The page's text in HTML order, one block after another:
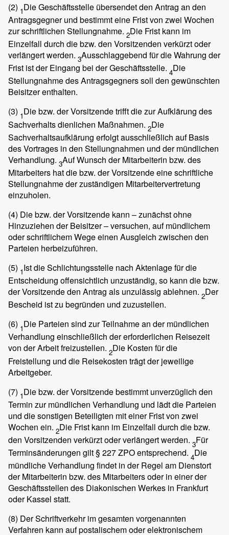
(2) 1Die Geschäftsstelle übersendet den Antrag an den
Antragsgegner und bestimmt eine Frist von zwei Wochen
zur schriftlichen Stellungnahme. 2Die Frist kann im
Einzelfall durch die bzw. den Vorsitzenden verkürzt oder
verlängert werden. 3Ausschlaggebend für die Wahrung der
Frist ist der Eingang bei der Geschäftsstelle. 4Die
Stellungnahme des Antragsgegners soll den gewünschten
Beisitzer enthalten.
(3) 1Die bzw. der Vorsitzende trifft die zur Aufklärung des
Sachverhalts dienlichen Maßnahmen. 2Die
Sachverhaltsaufklärung erfolgt ausschließlich auf Basis
des Vortrages in den Stellungnahmen und der mündlichen
Verhandlung. 3Auf Wunsch der Mitarbeiterin bzw. des
Mitarbeiters hat die bzw. der Vorsitzende eine schriftliche
Stellungnahme der zuständigen Mitarbeitervertretung
einzuholen.
(4) Die bzw. der Vorsitzende kann – zunächst ohne
Hinzuziehen der Beisitzer – versuchen, auf mündlichem
oder schriftlichem Wege einen Ausgleich zwischen den
Parteien herbeizuführen.
(5) 1Ist die Schlichtungsstelle nach Aktenlage für die
Entscheidung offensichtlich unzuständig, so kann die bzw.
der Vorsitzende den Antrag als unzulässig ablehnen. 2Der
Bescheid ist zu begründen und zuzustellen.
(6) 1Die Parteien sind zur Teilnahme an der mündlichen
Verhandlung einschließlich der erforderlichen Reisezeit
von der Arbeit freizustellen. 2Die Kosten für die
Freistellung und die Reisekosten trägt der jeweilige
Arbeitgeber.
(7) 1Die bzw. der Vorsitzende bestimmt unverzüglich den
Termin zur mündlichen Verhandlung und lädt die Parteien
und die sonstigen Beteiligten mit einer Frist von zwei
Wochen ein. 2Die Frist kann im Einzelfall durch die bzw.
den Vorsitzenden verkürzt oder verlängert werden. 3Für
Terminsänderungen gilt § 227 ZPO entsprechend. 4Die
mündliche Verhandlung findet in der Regel am Dienstort
der Mitarbeiterin bzw. des Mitarbeiters oder in einer der
Geschäftsstellen des Diakonischen Werkes in Frankfurt
oder Kassel statt.
(8) Der Schriftverkehr im gesamten vorgenannten
Verfahren kann auf postalischem oder elektronischem